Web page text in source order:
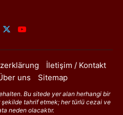
İletişim / Kontakt
uns
Sitemap
Bu sitede yer alan herhangi bir
tahrif etmek; her türlü cezai ve
neden olacaktır.